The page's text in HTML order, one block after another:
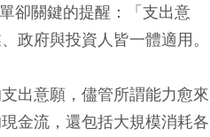
卻關鍵的提醒：「支出意
政府與投資人皆一體適用。
出意願，儘管所謂能力愈來
金流，還包括大規模消耗各